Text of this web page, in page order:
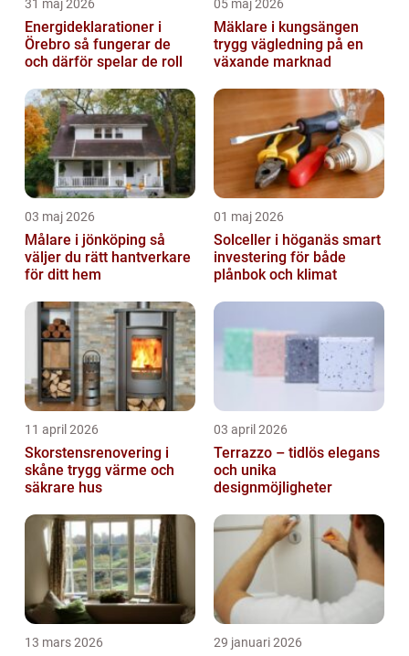
31 maj 2026
Energideklarationer i
Örebro så fungerar de
och därför spelar de roll
05 maj 2026
Mäklare i kungsängen
trygg vägledning på en
växande marknad
03 maj 2026
Målare i jönköping så
väljer du rätt hantverkare
för ditt hem
01 maj 2026
Solceller i höganäs smart
investering för både
plånbok och klimat
11 april 2026
Skorstensrenovering i
skåne trygg värme och
säkrare hus
03 april 2026
Terrazzo – tidlös elegans
och unika
designmöjligheter
13 mars 2026 29 januari 2026